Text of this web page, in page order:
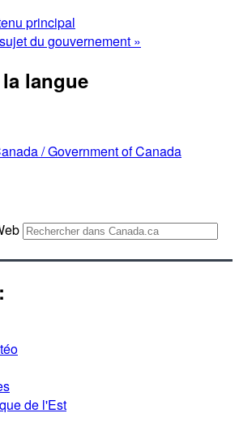
principal
du gouvernement »
langue
/Government of Canada
de l'Est